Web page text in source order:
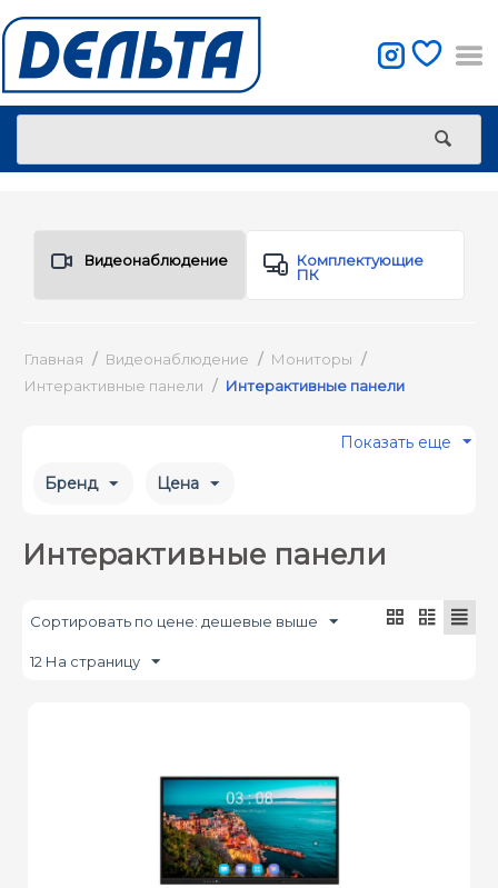
Видеонаблюдение
Комплектующие
ПК
Главная / Видеонаблюдение / Мониторы /
Интерактивные панели / Интерактивные панели
Показать еще
Бренд Цена
Интерактивные панели
Сортировать по цене: дешевые выше
12 На страницу